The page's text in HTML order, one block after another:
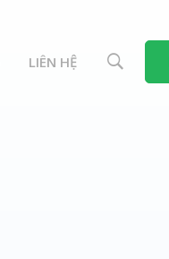
LIÊN HỆ